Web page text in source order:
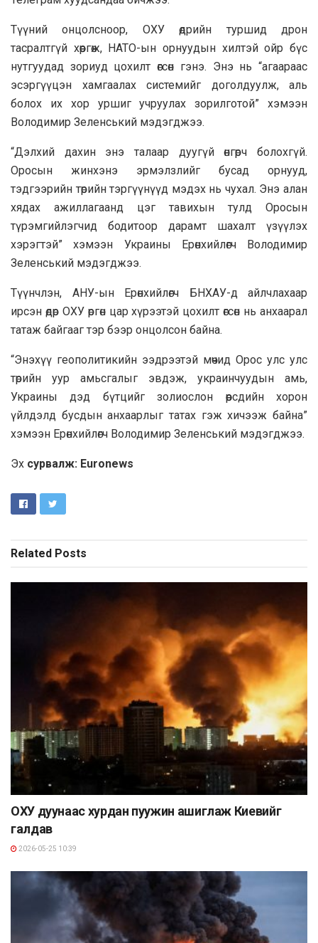
Түүний онцолсноор, ОХУ өдрийн туршид дрон
тасралтгүй хөөргөж, НАТО-ын орнуудын хилтэй ойр бүс
нутгуудад зориуд цохилт өгсөн гэнэ. Энэ нь “агаараас
эсэргүүцэн хамгаалах системийг доголдуулж, аль
болох их хор уршиг учруулах зорилготой” хэмээн
Володимир Зеленський мэдэгджээ.
“Дэлхий дахин энэ талаар дуугүй өнгөрч болохгүй.
Оросын жинхэнэ эрмэлзлийг бусад орнууд,
тэдгээрийн төрийн тэргүүнүүд мэдэх нь чухал. Энэ алан
хядах ажиллагаанд цэг тавихын тулд Оросын
түрэмгийлэгчид бодитоор дарамт шахалт үзүүлэх
хэрэгтэй” хэмээн Украины Ерөнхийлөгч Володимир
Зеленський мэдэгджээ.
Түүнчлэн, АНУ-ын Ерөнхийлөгч БНХАУ-д айлчлахаар
ирсэн өдөр ОХУ өргөн цар хүрээтэй цохилт өгсөн нь анхаарал
татаж байгааг тэр бээр онцолсон байна.
“Энэхүү геополитикийн ээдрээтэй мөчид Орос улс улс
төрийн уур амьсгалыг эвдэж, украинчуудын амь,
Украины дэд бүтцийг золиослон өөрсдийн хорон
үйлдэлд бусдын анхаарлыг татах гэж хичээж байна”
хэмээн Ерөнхийлөгч Володимир Зеленський мэдэгджээ.
Эх сурвалж: Euronews
Related Posts
ОХУ дуунаас хурдан пуужин ашиглаж Киевийг
галдав
2026-05-25 10:39